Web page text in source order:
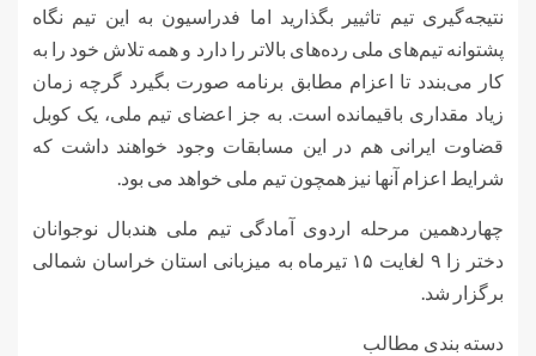
نتیجه‌گیری تیم تاثییر بگذارید اما فدراسیون به این تیم نگاه
پشتوانه تیم‌های ملی رده‌های بالاتر را دارد و همه تلاش خود را به
کار می‌بندد تا اعزام مطابق برنامه صورت بگیرد گرچه زمان
زیاد مقداری باقیمانده است. به جز اعضای تیم ملی، یک کوبل
قضاوت ایرانی هم در این مسابقات وجود خواهند داشت که
شرایط اعزام آنها نیز همچون تیم ملی خواهد می بود.
چهاردهمین مرحله اردوی آمادگی تیم ملی هندبال نوجوانان
دختر زا ۹ لغایت ۱۵ تیرماه به میزبانی استان خراسان شمالی
برگزار شد.
دسته بندی مطالب